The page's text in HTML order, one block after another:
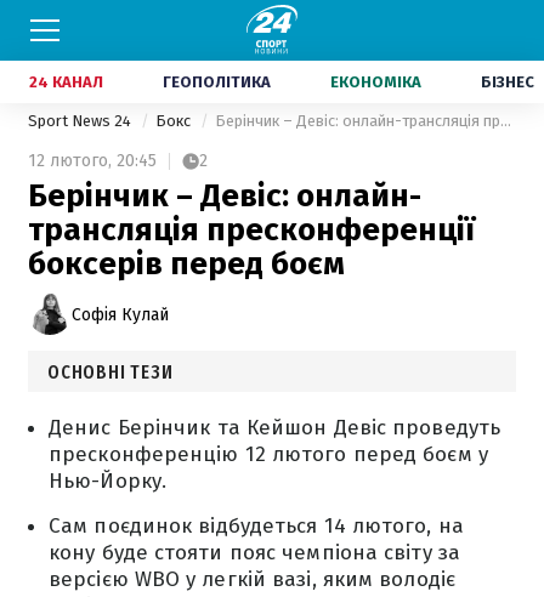
24 КАНАЛ ГЕОПОЛІТИКА ЕКОНОМІКА БІЗНЕС
Sport News 24 Бокс Берінчик – Девіс: онлайн-трансляція пресконференції боксерів перед боєм
12 лютого, 20:45 2
Берінчик – Девіс: онлайн-
трансляція пресконференції
боксерів перед боєм
Софія Кулай
ОСНОВНІ ТЕЗИ
Денис Берінчик та Кейшон Девіс проведуть
пресконференцію 12 лютого перед боєм у
Нью-Йорку.
Сам поєдинок відбудеться 14 лютого, на
кону буде стояти пояс чемпіона світу за
версією WBO у легкій вазі, яким володіє